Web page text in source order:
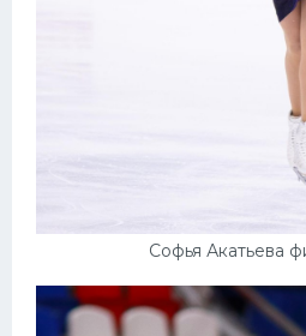
Софья Акатьева